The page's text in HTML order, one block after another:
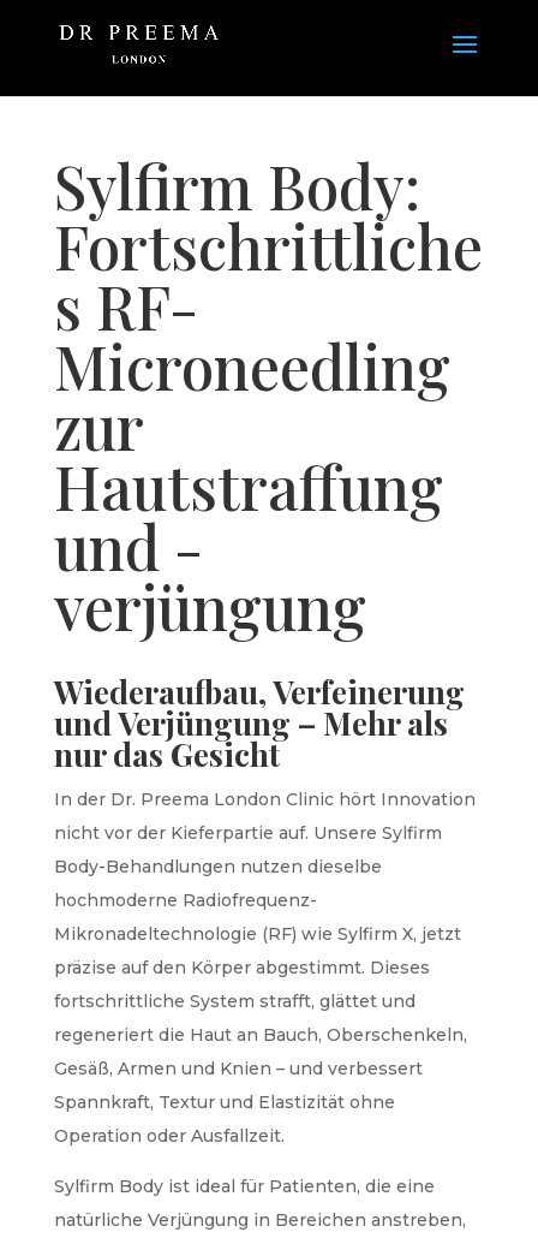
Sylfirm Body:
Fortschrittliche
s RF-
Microneedling
zur
Hautstraffung
und -
verjüngung
Wiederaufbau, Verfeinerung
und Verjüngung – Mehr als
nur das Gesicht
In der Dr. Preema London Clinic hört Innovation
nicht vor der Kieferpartie auf. Unsere Sylfirm
Body-Behandlungen nutzen dieselbe
hochmoderne Radiofrequenz-
Mikronadeltechnologie (RF) wie Sylfirm X, jetzt
präzise auf den Körper abgestimmt. Dieses
fortschrittliche System strafft, glättet und
regeneriert die Haut an Bauch, Oberschenkeln,
Gesäß, Armen und Knien – und verbessert
Spannkraft, Textur und Elastizität ohne
Operation oder Ausfallzeit.
Sylfirm Body ist ideal für Patienten, die eine
natürliche Verjüngung in Bereichen anstreben,